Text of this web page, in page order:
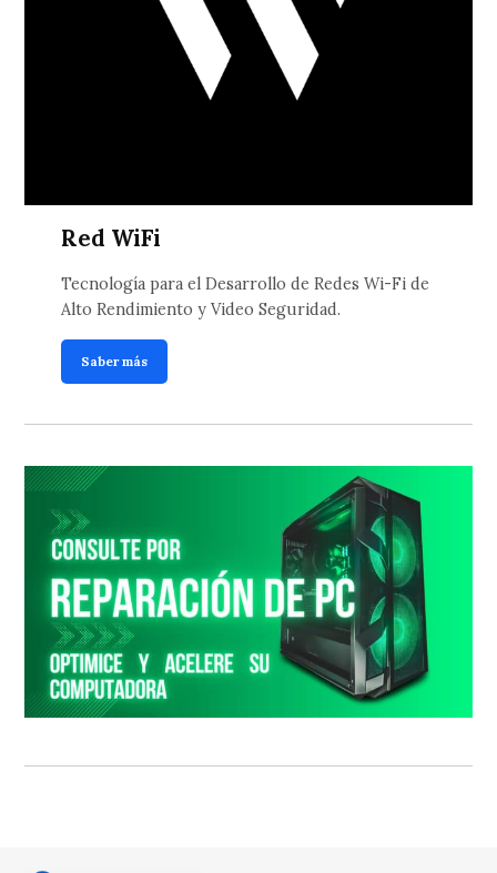
Red WiFi
Tecnología para el Desarrollo de Redes Wi-Fi de
Alto Rendimiento y Video Seguridad.
Saber más